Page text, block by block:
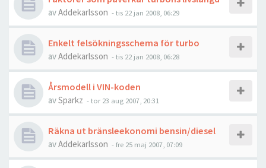
avAddekarlsson - tis 22 jan 2008, 06:29
Enkelt felsökningsschema för turbo
avAddekarlsson - tis 22 jan 2008, 06:28
Årsmodell i VIN-koden
avSparkz - tor 23 aug 2007, 20:31
Räkna ut bränsleekonomi bensin/diesel
avAddekarlsson - fre 25 maj 2007, 07:09